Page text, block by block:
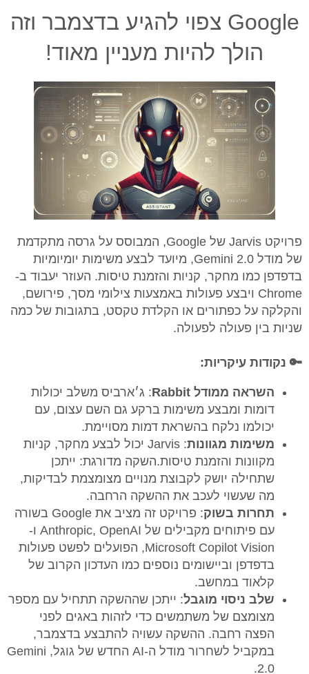
Google צפוי להגיע בדצמבר וזה
הולך להיות מעניין מאוד!
פרויקט Jarvis של Google, המבוסס על גרסה מתקדמת
של מודל 2.0 Gemini, מיועד לבצע משימות יומיומיות
בדפדפן כמו מחקר, קניות והזמנת טיסות. העוזר יעבוד ב-
Chrome ויבצע פעולות באמצעות צילומי מסך, פירושם,
והקלקה על כפתורים או הקלדת טקסט, בתגובות של כמה
שניות בין פעולה לפעולה.
🔑 נקודות עיקריות:
השראה ממודל Rabbit
: ג׳ארביס משלב יכולות
דומות ומבצע משימות ברקע גם השם עצום, עם
יכולמו נלקח בהשראת דמות מסויימת.
משימות מגוונות
: Jarvis יכול לבצע מחקר, קניות
מקוונות והזמנת טיסות.השקה מדורגת: ייתכן
שתחילה יושק לקבוצת מנויים מצומצמת לבדיקות,
מה שעשוי לעכב את ההשקה הרחבה.
תחרות בשוק
: פרויקט זה מציב את Google בשורה
עם פיתוחים מקבילים של Anthropic, OpenAI ו-
Microsoft Copilot Vision, הפועלים לפשט פעולות
בדפדפן וביישומים נוספים כמו העדכון הקרוב של
קלאוד במחשב.
שלב ניסוי מוגבל: ייתכן שההשקה תתחיל עם מספר
מצומצם של משתמשים כדי לזהות באגים לפני
הפצה רחבה. ההשקה עשויה להתבצע בדצמבר,
במקביל לשחרור מודל ה-AI החדש של גוגל, Gemini
2.0.